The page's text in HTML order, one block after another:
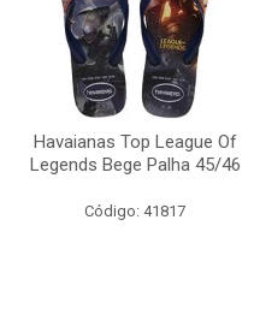
Havaianas Top League Of
Legends Bege Palha 45/46
Código: 41817